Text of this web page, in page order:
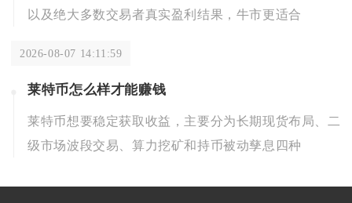
以及绝大多数交易者真实盈利结果，牛市更适合
2026-08-07 14:11:59
莱特币怎么样才能赚钱
莱特币想要稳定获取收益，主要分为长期现货布局、二
级市场波段交易、算力挖矿和持币被动孳息四种